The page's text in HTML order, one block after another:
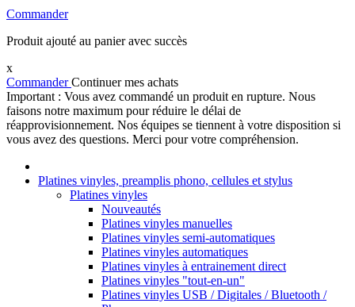
Commander
Produit ajouté au panier avec succès
x
CommanderContinuer mes achats
Important : Vous avez commandé un produit en rupture. Nous
faisons notre maximum pour réduire le délai de
réapprovisionnement. Nos équipes se tiennent à votre disposition si
vous avez des questions. Merci pour votre compréhension.
Platines vinyles, preamplis phono, cellules et stylus
Platines vinyles
Nouveautés
Platines vinyles manuelles
Platines vinyles semi-automatiques
Platines vinyles automatiques
Platines vinyles à entrainement direct
Platines vinyles "tout-en-un"
Platines vinyles USB / Digitales / Bluetooth /